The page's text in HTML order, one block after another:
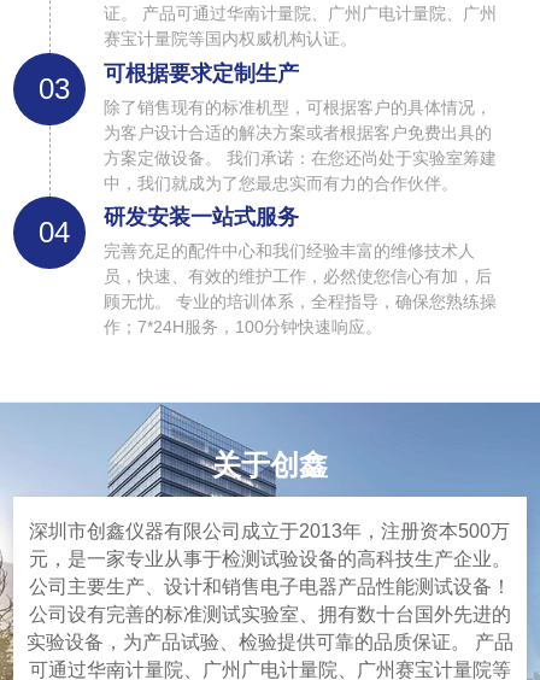
证。 产品可通过华南计量院、广州广电计量院、广州
赛宝计量院等国内权威机构认证。
03 可根据要求定制生产
除了销售现有的标准机型，可根据客户的具体情况，
为客户设计合适的解决方案或者根据客户免费出具的
方案定做设备。 我们承诺：在您还尚处于实验室筹建
中，我们就成为了您最忠实而有力的合作伙伴。
04 研发安装一站式服务
完善充足的配件中心和我们经验丰富的维修技术人
员，快速、有效的维护工作，必然使您信心有加，后
顾无忧。 专业的培训体系，全程指导，确保您熟练操
作；7*24H服务，100分钟快速响应。
关于创鑫
深圳市创鑫仪器有限公司成立于2013年，注册资本500万
元，是一家专业从事于检测试验设备的高科技生产企业。
公司主要生产、设计和销售电子电器产品性能测试设备！
公司设有完善的标准测试实验室、拥有数十台国外先进的
实验设备，为产品试验、检验提供可靠的品质保证。 产品
可通过华南计量院、广州广电计量院、广州赛宝计量院等